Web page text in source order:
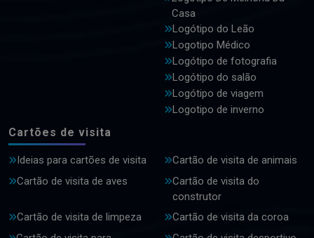
Casa
Logótipo do Leão
Logotipo Médico
Logótipo de fotografia
Logótipo do salão
Logótipo de viagem
Logotipo de inverno
Cartões de visita
Ideias para cartões de visita
Cartão de visita de animais
Cartão de visita de aves
Cartão de visita do
construtor
Cartão de visita de limpeza
Cartão de visita da coroa